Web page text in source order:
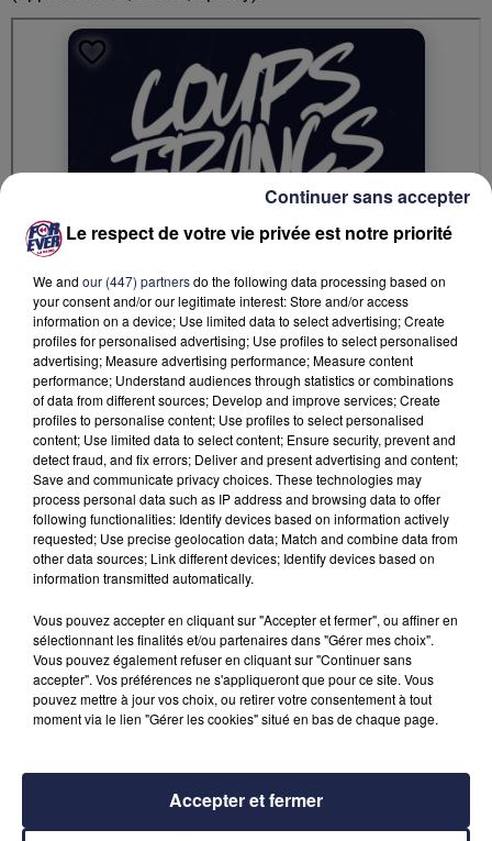
Le respect de votre vie privée est notre priorité
We and our (447) partnersdo the following data processing based on
your consent and/or our legitimate interest: Store and/or access
information on a device; Use limited data to select advertising; Create
profiles for personalised advertising; Use profiles to select personalised
advertising; Measure advertising performance; Measure content
performance; Understand audiences through statistics or combinations
of data from different sources; Develop and improve services; Create
profiles to personalise content; Use profiles to select personalised
content; Use limited data to select content; Ensure security, prevent and
detect fraud, and fix errors; Deliver and present advertising and content;
Save and communicate privacy choices. These technologies may
process personal data such as IP address and browsing data to offer
following functionalities: Identify devices based on information actively
requested; Use precise geolocation data; Match and combine data from
other data sources; Link different devices; Identify devices based on
information transmitted automatically.
Vous pouvez accepter en cliquant sur "Accepter et fermer", ou affiner en
sélectionnant les finalités et/ou partenaires dans "Gérer mes choix".
Vous pouvez également refuser en cliquant sur "Continuer sans
accepter". Vos préférences ne s'appliqueront que pour ce site. Vous
pouvez mettre à jour vos choix, ou retirer votre consentement à tout
moment via le lien "Gérer les cookies" situé en bas de chaque page.
Accepter et fermer
Continuer sans accepter